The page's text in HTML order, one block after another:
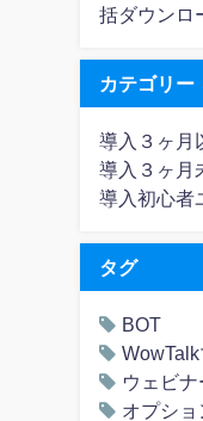
括ダウンロ
カテゴリー
導入３ヶ月
導入３ヶ月
導入初心者
タグ
BOT
ウェビナ
オプショ